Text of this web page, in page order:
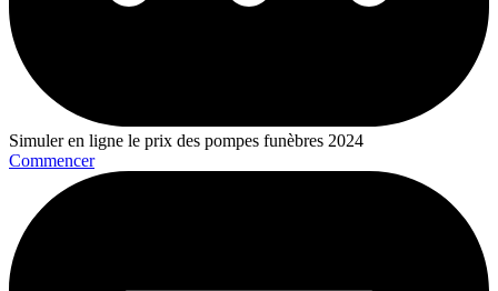
Simuler en ligne le prix des pompes funèbres 2024
Commencer